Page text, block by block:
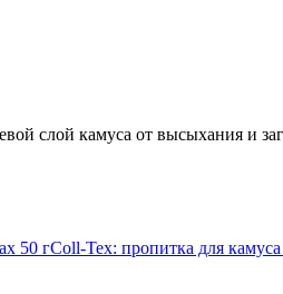
слой камуса от высыхания и
50 гColl-Tex: пропитка для